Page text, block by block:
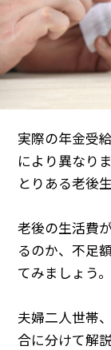
実際の年金受
により異なり
とりある老後
老後の生活費
るのか、不足
てみましょう。
夫婦二人世帯
合に分けて解説